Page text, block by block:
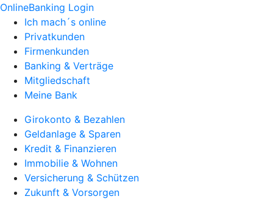
OnlineBanking Login
Ich mach´s online
Privatkunden
Firmenkunden
Banking & Verträge
Mitgliedschaft
Meine Bank
Girokonto & Bezahlen
Geldanlage & Sparen
Kredit & Finanzieren
Immobilie & Wohnen
Versicherung & Schützen
Zukunft & Vorsorgen